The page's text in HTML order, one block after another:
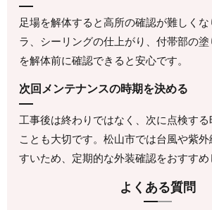
足場を解体すると高所の確認が難しく
ラ、シーリングの仕上がり、付帯部の
を解体前に確認できると安心です。
次回メンテナンスの時期を決める
工事後は終わりではなく、次に点検する
ことも大切です。松山市では台風や紫
すいため、定期的な外装確認をおすすめ
よくある質問